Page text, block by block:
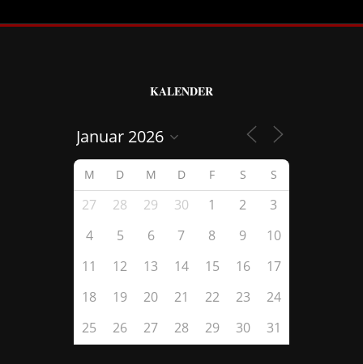
KALENDER
M D M D F S S
27 28 29 30 1 2
3
4
5 6 7 8 9
10
11
12 13 14 15 16
17
18
19 20 21 22 23
24
25
26 27 28 29 30 31